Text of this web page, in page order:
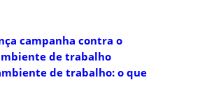
campanha contra o
de trabalho
de trabalho: o que